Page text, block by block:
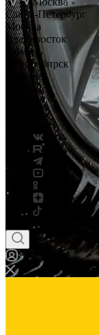
Санкт-Петербург
Москва
Владивосток
Тюмень
Новосибирск
Саратов
Смоленск
Беларусь